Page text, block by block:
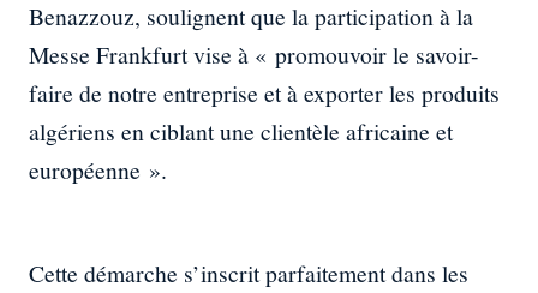
Benazzouz, soulignent que la participation à la
Messe Frankfurt vise à « promouvoir le savoir-
faire de notre entreprise et à exporter les produits
algériens en ciblant une clientèle africaine et
européenne ».
Cette démarche s’inscrit parfaitement dans les